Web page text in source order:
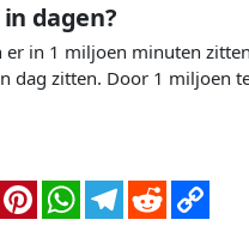
dagen?
in 1 miljoen minuten
dag zitten. Door 1 miljoen